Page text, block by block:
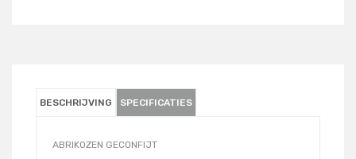
BESCHRIJVING SPECIFICATIES
ABRIKOZEN GECONFIJT